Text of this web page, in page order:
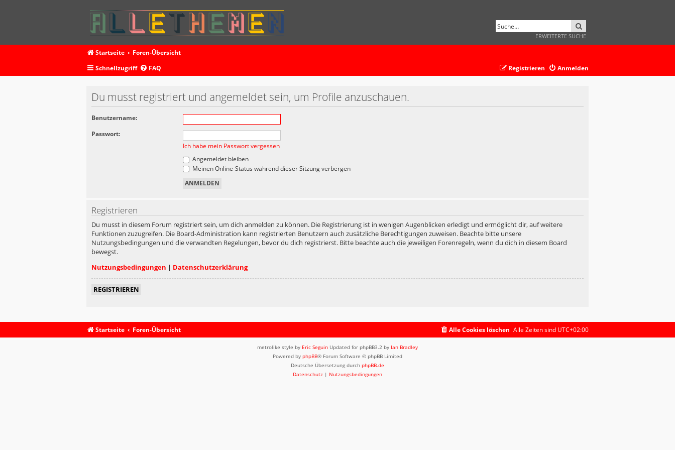
ERWEITERTE SUCHE
Startseite
Foren-Übersicht
Schnellzugriff
FAQ Anmelden
Registrieren
Du musst registriert und angemeldet sein, um Profile anzuschauen.
Benutzername:
Passwort:
Ich habe mein Passwort vergessen
Angemeldet bleiben
Meinen Online-Status während dieser Sitzung verbergen
Registrieren
Du musst in diesem Forum registriert sein, um dich anmelden zu können. Die Registrierung ist in wenigen Augenblicken erledigt und ermöglicht dir, auf weitere
Funktionen zuzugreifen. Die Board-Administration kann registrierten Benutzern auch zusätzliche Berechtigungen zuweisen. Beachte bitte unsere
Nutzungsbedingungen und die verwandten Regelungen, bevor du dich registrierst. Bitte beachte auch die jeweiligen Forenregeln, wenn du dich in diesem Board
bewegst.
Nutzungsbedingungen | Datenschutzerklärung
REGISTRIEREN
Startseite Foren-Übersicht Alle Zeiten sind UTC+02:00
Alle Cookies löschen
metrolike style by Eric Seguin Updated for phpBB3.2 by Ian Bradley
Powered by phpBB® Forum Software © phpBB Limited
Deutsche Übersetzung durch phpBB.de
Datenschutz | Nutzungsbedingungen